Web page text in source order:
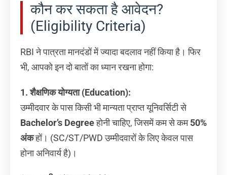
कौन कर सकता है आवेदन?
(Eligibility Criteria)
RBI ने पात्रता मानदंडों में ज्यादा बदलाव नहीं किया है। फिर
भी, आपको इन दो बातों का ध्यान रखना होगा:
1. शैक्षणिक योग्यता (Education):
उम्मीदवार के पास किसी भी मान्यता प्राप्त यूनिवर्सिटी से
Bachelor’s Degreeहोनी चाहिए, जिसमें कम से कम50%
अंकहों। (SC/ST/PWD उम्मीदवारों के लिए केवल पास
होना अनिवार्य है)।